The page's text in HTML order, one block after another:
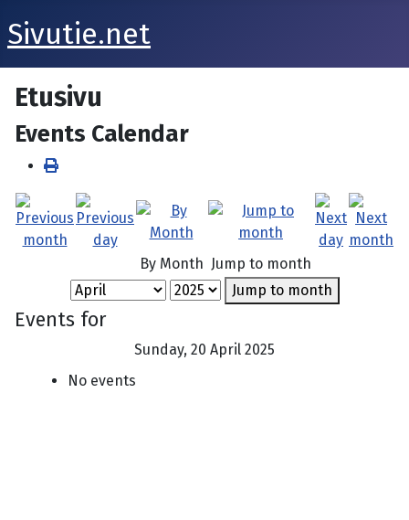
Sivutie.net
Etusivu
Events Calendar
By Month Jump to month
Jump to month
Events for
Sunday, 20 April 2025
No events